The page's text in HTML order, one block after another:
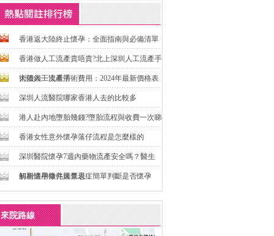
香港返大陸終止懷孕：全面指南與必備清單
香港做人工流產貴唔貴?北上深圳人工流產手
術價錢一次看清
大陸人工流產手術費用：2024年最新價格表
深圳人流醫院哪家香港人去的比較多
港人赴內地墮胎幾錢?墮胎流程與收費一次睇
香港女性意外懷孕落仔流程是怎麼樣的
深圳醫院懷孕7週內藥物流產安全嗎？醫生
解析適用條件與禁忌症
初期懷孕徵兆速查表：簡單判斷是否懷孕
來院路線